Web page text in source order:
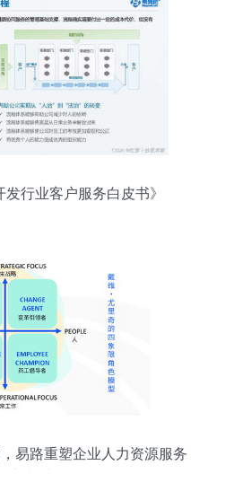
发行业客户服务白皮书》
易路重塑企业人力资源服务